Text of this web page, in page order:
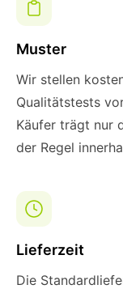
Muster
Wir stellen
Qualitätstests
Käufer trägt nur
der Regel
Lieferzeit
Die